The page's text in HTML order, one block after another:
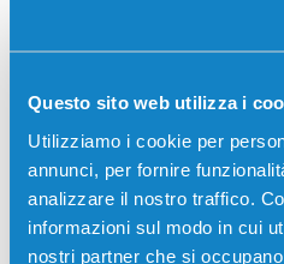
Questo sito web utilizza i
Utilizziamo i cookie per
annunci, per fornire
analizzare il nostro traffico.
informazioni sul modo in cui
nostri partner che si
Descrizione
Tamburo originale Olivetti